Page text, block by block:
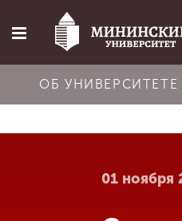
Главная
Об университете
ОБ УНИВЕРСИТЕТЕ
01 ноября